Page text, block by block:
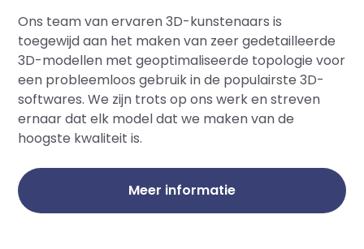
Ons team van ervaren 3D-kunstenaars is
toegewijd aan het maken van zeer gedetailleerde
3D-modellen met geoptimaliseerde topologie voor
een probleemloos gebruik in de populairste 3D-
softwares. We zijn trots op ons werk en streven
ernaar dat elk model dat we maken van de
hoogste kwaliteit is.
Meer informatie